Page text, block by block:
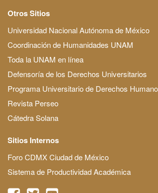
Otros Sitios
Universidad Nacional Autónoma de México
Coordinación de Humanidades UNAM
Toda la UNAM en línea
Defensoría de los Derechos Universitarios
Programa Universitario de Derechos
Revista Perseo
Cátedra Solana
Sitios Internos
Foro CDMX Ciudad de México
Sistema de Productividad Académica